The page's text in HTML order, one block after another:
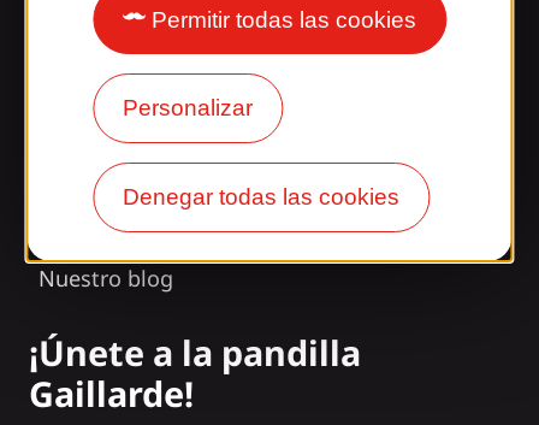
Permitir todas las cookies
Personalizar
Denegar todas las cookies
¿Le sorprende nuestro
diseño?
Nuestros horarios
Acceso y transporte
Nuestros folletos
Nuestro blog
¡Únete a la pandilla
Gaillarde!